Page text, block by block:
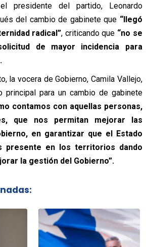
presidente del partido, Leonardo
del cambio de gabinete que “llegó
radical”, criticando que “no se
de mayor incidencia para
la vocera de Gobierno, Camila Vallejo,
principal para un cambio de gabinete
contamos con aquellas personas,
que nos permitan mejorar las
en garantizar que el Estado
presente en los territorios dando
la gestión del Gobierno”.